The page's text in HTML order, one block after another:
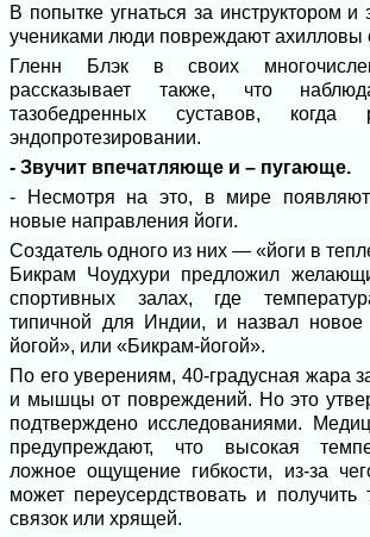
В попытке угнаться за инструктором и
учениками люди повреждают ахилловы
Гленн Блэк в своих
рассказывает также, что
тазобедренных суставов,
эндопротезировании.
- Звучит впечатляюще и – пугающе.
- Несмотря на это, в мире
новые направления йоги.
Создатель одного из них — «йоги в
Бикрам Чоудхури предложил
спортивных залах, где
типичной для Индии, и назвал новое
йогой», или «Бикрам-йогой».
По его уверениям, 40-градусная жара
и мышцы от повреждений. Но это
подтверждено исследованиями.
предупреждают, что высокая
ложное ощущение гибкости, из-за
может переусердствовать и получить
связок или хрящей.